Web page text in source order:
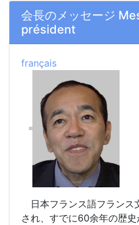
会長のメッセージ
président
français
日本フランス語フランス
され、すでに60余年の歴